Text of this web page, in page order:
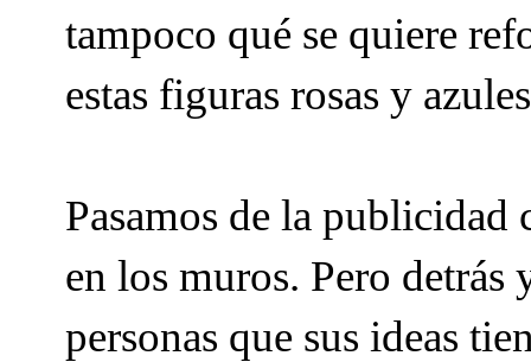
tampoco qué se quiere
estas figuras rosas y
Pasamos de la publicidad
en los muros. Pero detrás
personas que sus ideas